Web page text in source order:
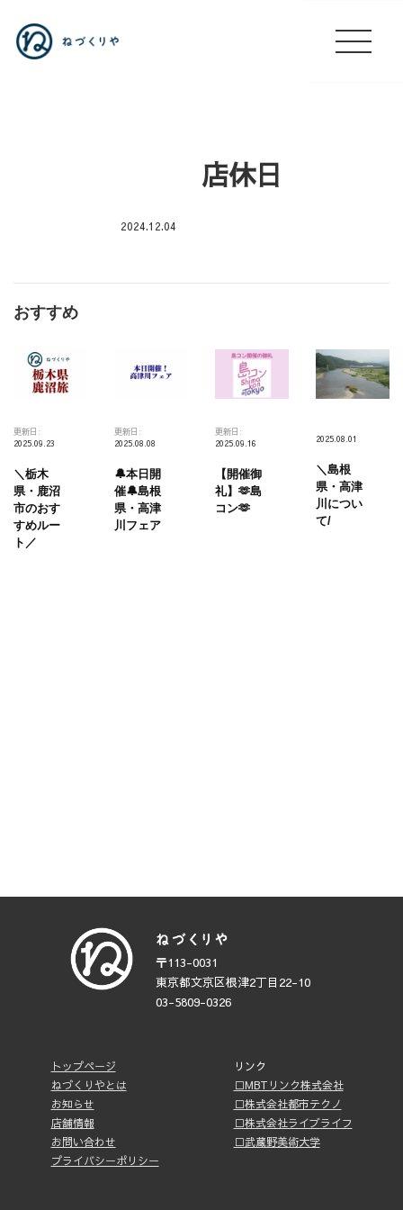
店休日
2024.12.04
込
病
おすすめ
更新日:
2025.09.23
＼栃木
県・鹿沼
市のおす
すめルー
ト／
更新日:
2025.08.08
🔔本日開
催🔔島根
県・高津
川フェア
更新日:
2025.09.16
【開催御
礼】🫶島
コン🫶
2025.08.01
＼島根
県・高津
川につい
て/
〒113-0031
東京都文京区根津2丁目22-10
03-5809-0326
トップページ
ねづくりやとは
お知らせ
店舗情報
お問い合わせ
プライバシーポリシー
リンク
□MBTリンク株式会社
□株式会社都市テクノ
□株式会社ライブライフ
□武蔵野美術大学